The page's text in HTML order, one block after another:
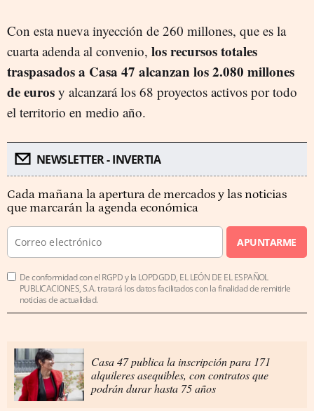
Con esta nueva inyección de 260 millones, que es la
cuarta adenda al convenio, los recursos totales
traspasados a Casa 47 alcanzan los 2.080 millones
de euros y alcanzará los 68 proyectos activos por todo
el territorio en medio año.
NEWSLETTER - INVERTIA
Cada mañana la apertura de mercados y las noticias
que marcarán la agenda económica
APUNTARME
De conformidad con el RGPD y la LOPDGDD, EL LEÓN DE EL ESPAÑOL
PUBLICACIONES, S.A. tratará los datos facilitados con la finalidad de remitirle
noticias de actualidad.
Casa 47 publica la inscripción para 171
alquileres asequibles, con contratos que
podrán durar hasta 75 años